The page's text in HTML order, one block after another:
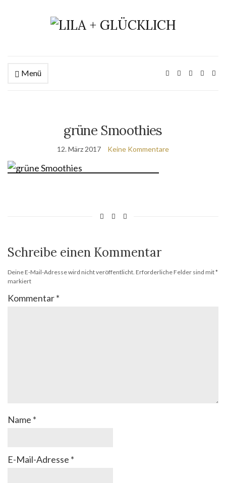
Menü
grüne Smoothies
12. März 2017 Keine Kommentare
Schreibe einen Kommentar
Deine E-Mail-Adresse wird nicht veröffentlicht. Erforderliche Felder sind mit*
markiert
Kommentar*
Name *
E-Mail-Adresse *